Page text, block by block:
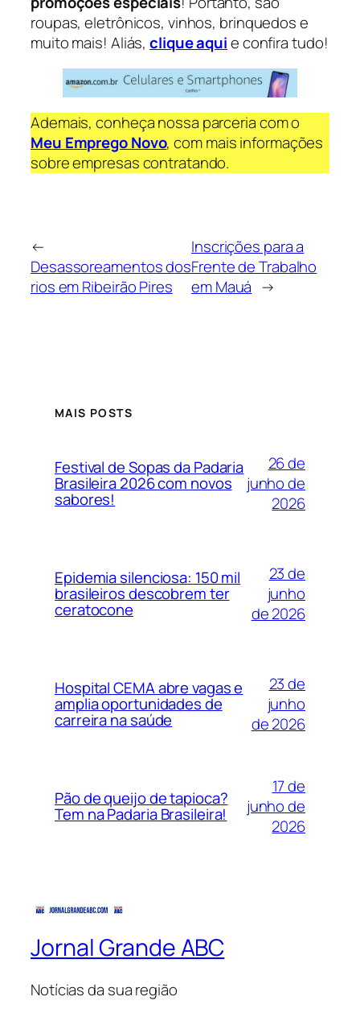
roupas, eletrônicos, vinhos, brinquedos e
muito mais! Aliás,clique aquie confira tudo!
Ademais, conheça nossa parceria com o
Meu Emprego Novo, com mais informações
sobre empresas contratando.
←
Desassoreamentos dos
rios em Ribeirão Pires
Inscrições para a
Frente de Trabalho
em Mauá →
MAIS POSTS
Festival de Sopas da Padaria
Brasileira 2026 com novos
sabores!
26 de
junho de
2026
Epidemia silenciosa: 150 mil
brasileiros descobrem ter
ceratocone
23 de
junho
de 2026
Hospital CEMA abre vagas e
amplia oportunidades de
carreira na saúde
23 de
junho
de 2026
Pão de queijo de tapioca?
Tem na Padaria Brasileira!
17 de
junho de
2026
Jornal Grande ABC
Notícias da sua região